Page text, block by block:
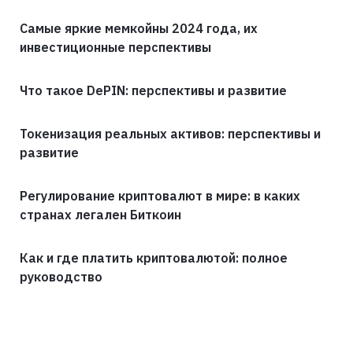
Самые яркие мемкойны 2024 года, их
инвестиционные перспективы
Что такое DePIN: перспективы и развитие
Токенизация реальных активов: перспективы и
развитие
Регулирование криптовалют в мире: в каких
странах легален Биткоин
Как и где платить криптовалютой: полное
руководство